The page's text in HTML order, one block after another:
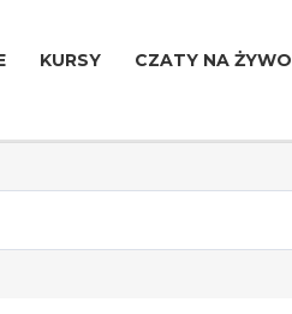
KURSY CZATY NA ŻYWO